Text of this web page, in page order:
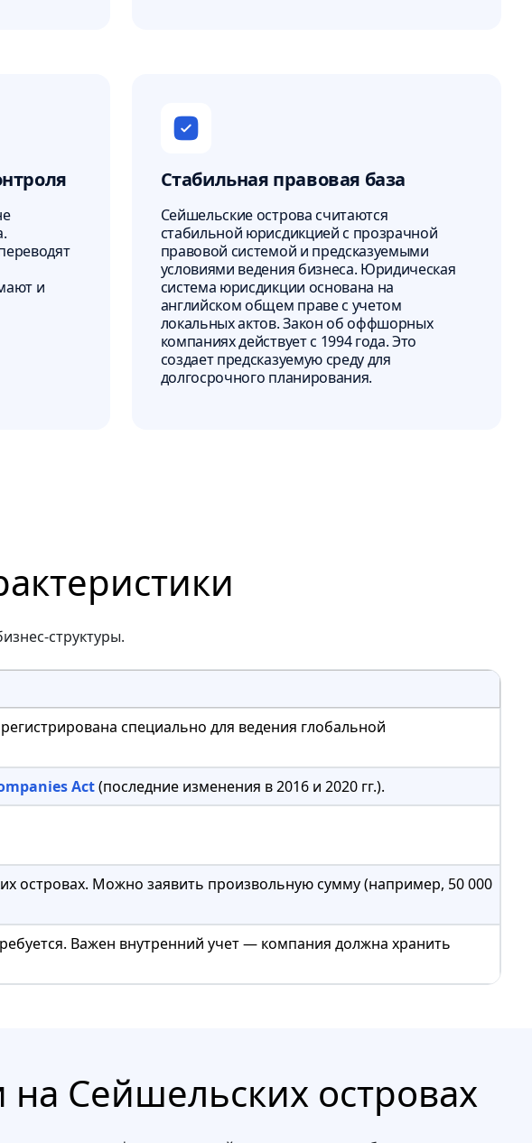
и
Стабильная правовая база
Сейшельские острова считаются
стабильной юрисдикцией с прозрачной
правовой системой и предсказуемыми
условиями ведения бизнеса. Юридическая
система юрисдикции основана на
английском общем праве с учетом
локальных актов. Закон об оффшорных
компаниях действует с 1994 года. Это
создает предсказуемую среду для
долгосрочного планирования.
структуры.
специально для ведения глобальной
Act(последние изменения в 2016 и 2020 гг.).
островах. Можно заявить произвольную сумму (например, 50 000
Важен внутренний учет — компания должна хранить
Сейшельских островах